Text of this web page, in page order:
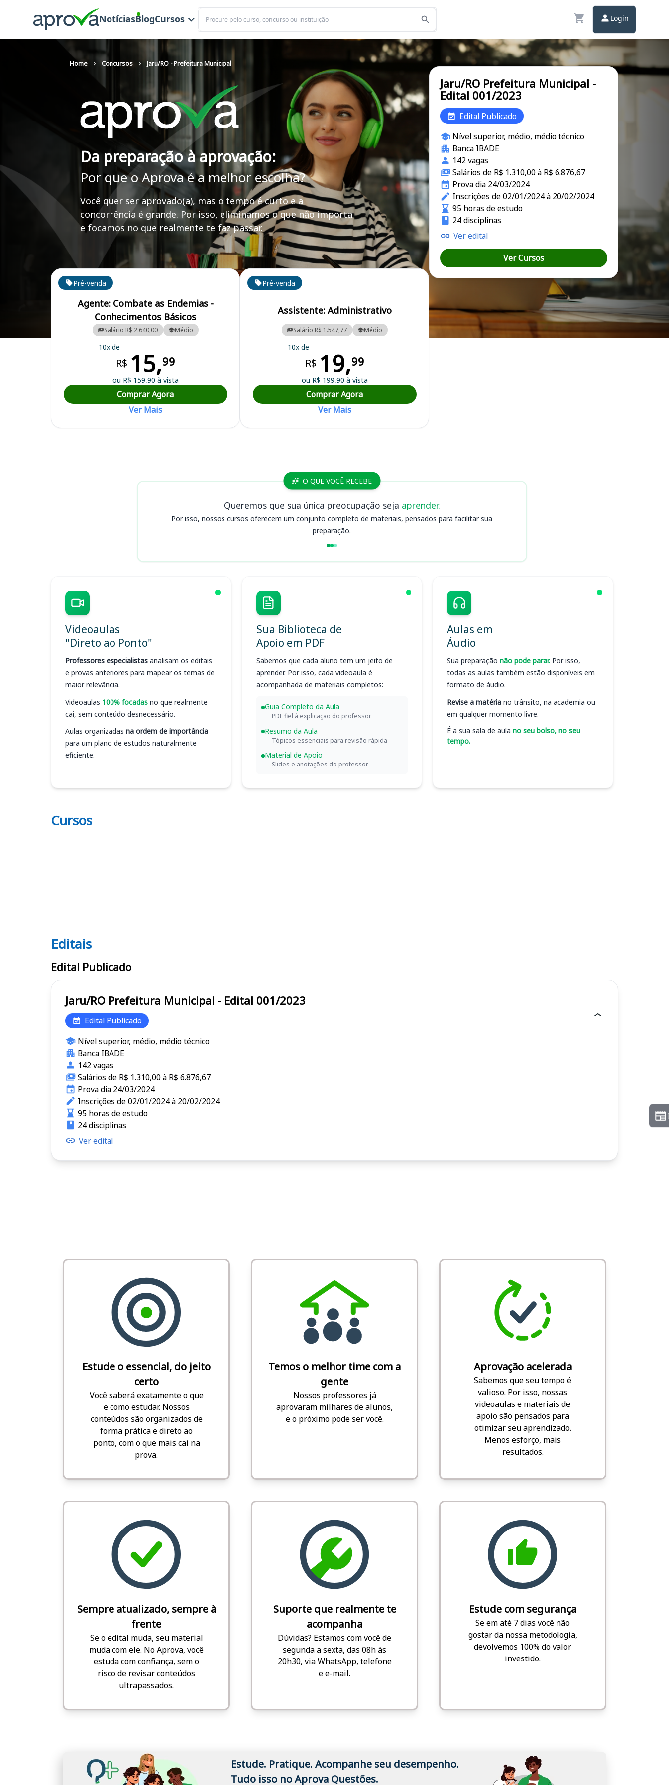
NotíciasBlogCursos
Buscar
Login
Home Concursos Jaru/RO - Prefeitura Municipal
Da preparação à aprovação:
Por que o Aprova é a melhor escolha?
Você quer ser aprovado(a), mas o tempo é curto e a
concorrência é grande. Por isso, eliminamos o que não importa
e focamos no que realmente te faz passar.
Curso Preparatório para o Concurso Jaru/RO - Prefeitura Municipal
Cursos em destaque para passar no concurso
Pré-venda
Agente: Combate as Endemias -
Conhecimentos Básicos
Salário R$ 2.640,00 Médio
10x de
R$ 15,99
ou R$ 159,90 à vista
Comprar Agora
Ver Mais
Pré-venda
Assistente: Administrativo
Salário R$ 1.547,77 Médio
10x de
R$ 19,99
ou R$ 199,90 à vista
Comprar Agora
Ver Mais
Jaru/RO Prefeitura Municipal -
Edital 001/2023
Edital Publicado
Nível superior, médio, médio técnico
Banca IBADE
142 vagas
Salários de R$ 1.310,00 à R$ 6.876,67
Prova dia 24/03/2024
Inscrições de 02/01/2024 à 20/02/2024
95 horas de estudo
24 disciplinas
Ver edital
Ver Cursos
O QUE VOCÊ RECEBE
Queremos que sua única preocupação seja aprender.
Por isso, nossos cursos oferecem um conjunto completo de materiais, pensados para facilitar sua
preparação.
Videoaulas
"Direto ao Ponto"
Professores especialistas analisam os editais
e provas anteriores para mapear os temas de
maior relevância.
Videoaulas 100% focadas no que realmente
cai, sem conteúdo desnecessário.
Aulas organizadas na ordem de importância
para um plano de estudos naturalmente
eficiente.
Sua Biblioteca de
Apoio em PDF
Sabemos que cada aluno tem um jeito de
aprender. Por isso, cada videoaula é
acompanhada de materiais completos:
Guia Completo da Aula
PDF fiel à explicação do professor
Resumo da Aula
Tópicos essenciais para revisão rápida
Material de Apoio
Slides e anotações do professor
Aulas em
Áudio
Sua preparação não pode parar. Por isso,
todas as aulas também estão disponíveis em
formato de áudio.
Revise a matéria no trânsito, na academia ou
em qualquer momento livre.
É a sua sala de aula no seu bolso, no seu
tempo.
Cursos
Editais
Editais
Edital Publicado
Jaru/RO Prefeitura Municipal - Edital 001/2023
Edital Publicado
Nível superior, médio, médio técnico
Banca IBADE
142 vagas
Salários de R$ 1.310,00 à R$ 6.876,67
Prova dia 24/03/2024
Inscrições de 02/01/2024 à 20/02/2024
95 horas de estudo
24 disciplinas
Ver edital
Estude o essencial, do jeito
certo
Você saberá exatamente o que
e como estudar. Nossos
conteúdos são organizados de
forma prática e direto ao
ponto, com o que mais cai na
prova.
Temos o melhor time com a
gente
Nossos professores já
aprovaram milhares de alunos,
e o próximo pode ser você.
Aprovação acelerada
Sabemos que seu tempo é
valioso. Por isso, nossas
videoaulas e materiais de
apoio são pensados para
otimizar seu aprendizado.
Menos esforço, mais
resultados.
Sempre atualizado, sempre à
frente
Se o edital muda, seu material
muda com ele. No Aprova, você
estuda com confiança, sem o
risco de revisar conteúdos
ultrapassados.
Suporte que realmente te
acompanha
Dúvidas? Estamos com você de
segunda a sexta, das 08h às
20h30, via WhatsApp, telefone
e e-mail.
Estude com segurança
Se em até 7 dias você não
gostar da nossa metodologia,
devolvemos 100% do valor
investido.
Estude. Pratique. Acompanhe seu desempenho.
Tudo isso no Aprova Questões.